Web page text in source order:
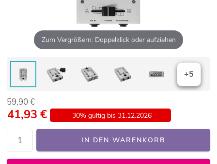
Zum Vergrößern: Doppelklick oder aufziehen
+5
59,90 €
41,93 € -30% gültig bis 31.12.2026
IN DEN WARENKORB